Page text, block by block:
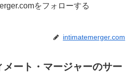
をフォローする
intimatemerger.com
ート・マージャーのサー